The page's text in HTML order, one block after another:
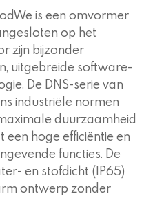
is een omvormer
op het
zijn bijzonder
uitgebreide software-
De DNS-serie van
industriële normen
duurzaamheid
een hoge efficiëntie en
functies. De
en stofdicht (IP65)
ontwerp zonder